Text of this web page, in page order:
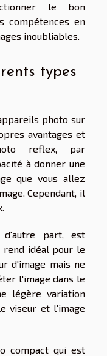
le bon
compétences en
inoubliables.
types
photo sur
avantages et
reflex, par
à donner une
que vous allez
Cependant, il
d'autre part, est
idéal pour le
d'image mais ne
l'image dans le
légère variation
viseur et l'image
compact qui est